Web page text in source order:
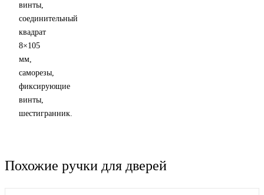
винты,
соединительный
квадрат
8×105
мм,
саморезы,
фиксирующие
винты,
шестигранник.
Похожие ручки для дверей